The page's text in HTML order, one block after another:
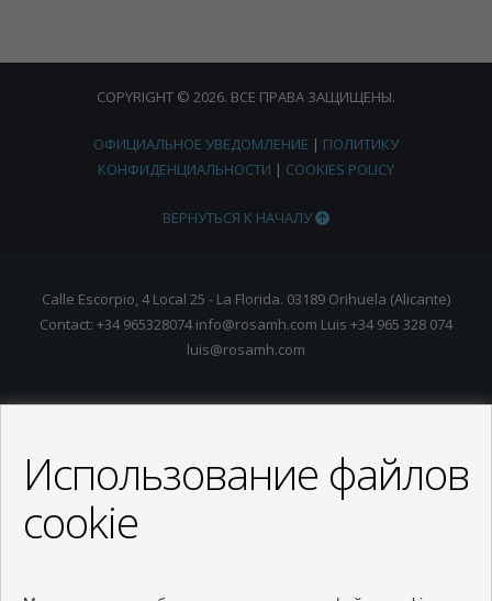
COPYRIGHT © 2026. ВСЕ ПРАВА ЗАЩИЩЕНЫ.
ОФИЦИАЛЬНОЕ УВЕДОМЛЕНИЕ | ПОЛИТИКУ
КОНФИДЕНЦИАЛЬНОСТИ | COOKIES POLICY
ВЕРНУТЬСЯ К НАЧАЛУ
Calle Escorpio, 4 Local 25 - La Florida. 03189 Orihuela (Alicante)
Contact: +34 965328074 info@rosamh.com Luis +34 965 328 074
luis@rosamh.com
Использование файлов
cookie